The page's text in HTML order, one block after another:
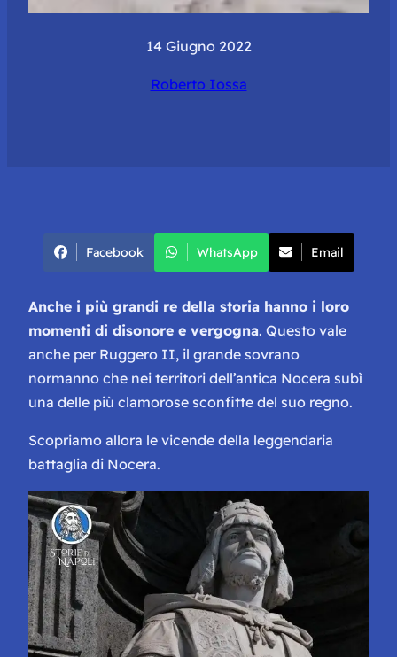
14 Giugno 2022
Roberto Iossa
Facebook WhatsApp Email
Anche i più grandi re della storia hanno i loro
momenti di disonore e vergogna. Questo vale
anche per Ruggero II, il grande sovrano
normanno che nei territori dell’antica Nocera subì
una delle più clamorose sconfitte del suo regno.
Scopriamo allora le vicende della leggendaria
battaglia di Nocera.